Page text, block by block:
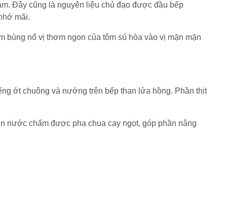
Đây cũng là nguyên liệu chủ đạo được đầu bếp
mãi.
nổ vị thơm ngon của tôm sú hòa vào vị mặn mặn
ớt chuông và nướng trên bếp than lửa hồng. Phần thịt
chấm được pha chua cay ngọt, góp phần nâng